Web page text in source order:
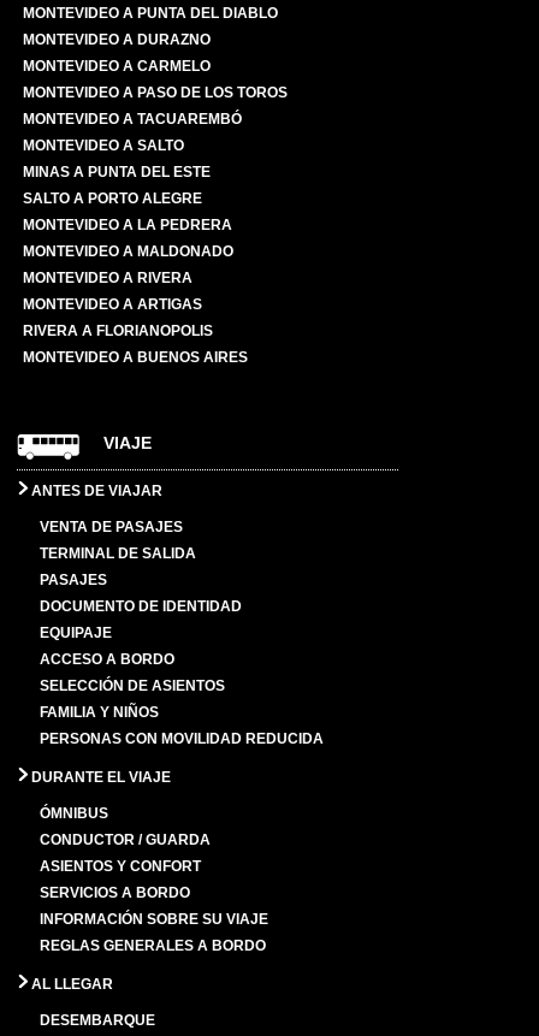
MONTEVIDEO A PUNTA DEL DIABLO
MONTEVIDEO A DURAZNO
MONTEVIDEO A CARMELO
MONTEVIDEO A PASO DE LOS TOROS
MONTEVIDEO A TACUAREMBÓ
MONTEVIDEO A SALTO
MINAS A PUNTA DEL ESTE
SALTO A PORTO ALEGRE
MONTEVIDEO A LA PEDRERA
MONTEVIDEO A MALDONADO
MONTEVIDEO A RIVERA
MONTEVIDEO A ARTIGAS
RIVERA A FLORIANOPOLIS
MONTEVIDEO A BUENOS AIRES
VIAJE
ANTES DE VIAJAR
VENTA DE PASAJES
TERMINAL DE SALIDA
PASAJES
DOCUMENTO DE IDENTIDAD
EQUIPAJE
ACCESO A BORDO
SELECCIÓN DE ASIENTOS
FAMILIA Y NIÑOS
PERSONAS CON MOVILIDAD REDUCIDA
DURANTE EL VIAJE
ÓMNIBUS
CONDUCTOR / GUARDA
ASIENTOS Y CONFORT
SERVICIOS A BORDO
INFORMACIÓN SOBRE SU VIAJE
REGLAS GENERALES A BORDO
AL LLEGAR
DESEMBARQUE